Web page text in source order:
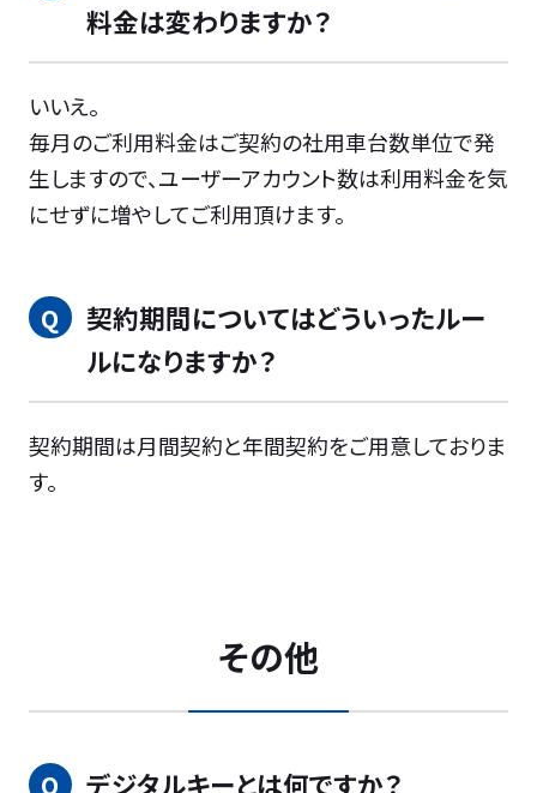
料金は変わりますか？
いいえ。
毎月のご利用料金はご契約の社用車台数単位で発
生しますので、ユーザーアカウント数は利用料金を気
にせずに増やしてご利用頂けます。
契約期間についてはどういったルー
ルになりますか？
契約期間は月間契約と年間契約をご用意しておりま
す。
その他
デジタルキーとは何ですか？